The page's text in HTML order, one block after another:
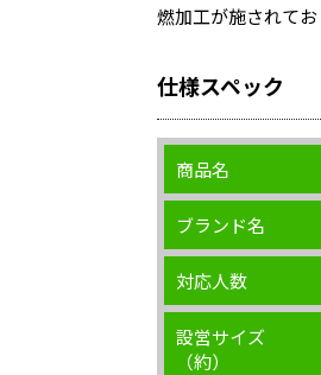
燃加工が施されて
仕様スペック
商品名
ブランド名
対応人数
設営サイズ
（約）